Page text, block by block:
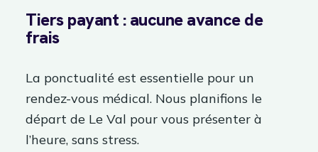
Tiers payant : aucune avance de
frais
La ponctualité est essentielle pour un
rendez-vous médical. Nous planifions le
départ de Le Val pour vous présenter à
l’heure, sans stress.